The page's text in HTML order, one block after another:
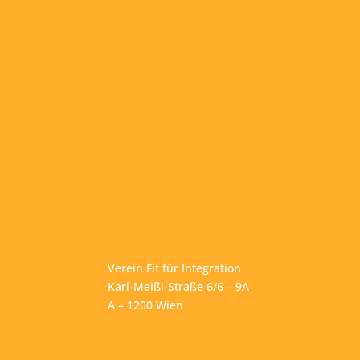
Verein Fit für Integration
Karl-Meißl-Straße 6/6 – 9A
A – 1200 Wien